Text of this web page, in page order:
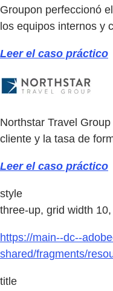
Groupon perfeccionó
los equipos internos y
Leer el caso práctico
Northstar Travel
cliente y la tasa de
Leer el caso práctico
style
three-up, grid width
https://main--dc--
shared/fragments/
title